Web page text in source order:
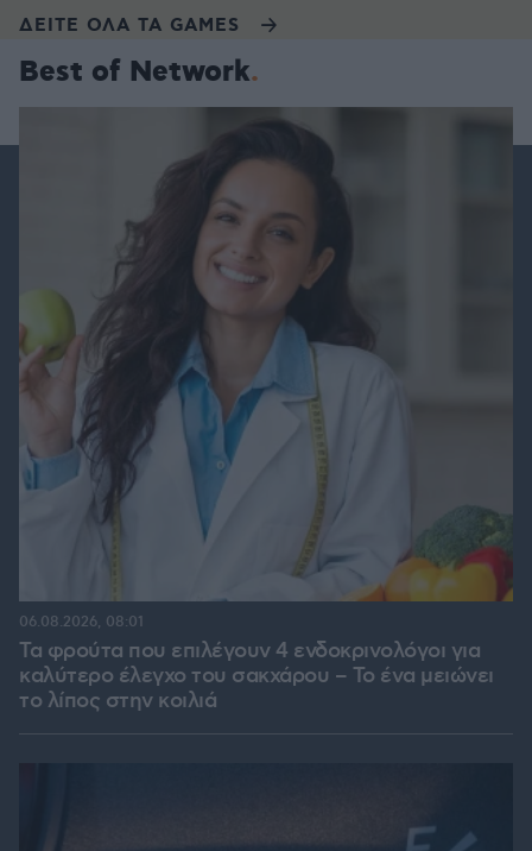
ΔΕΙΤΕ ΟΛΑ ΤΑ GAMES
Best of Network
Τα φρούτα που επιλέγουν 4 ενδοκρινολόγοι για
καλύτερο έλεγχο του σακχάρου – Το ένα μειώνει
το λίπος στην κοιλιά
06.08.2026, 08:01